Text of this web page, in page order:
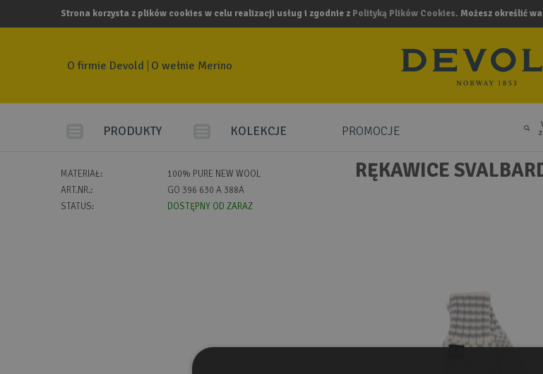
Strona korzysta z plików cookies w celu realizacji usług i zgodnie z Polityką Plików Cookies. Możesz określić
O firmie Devold O wełnie Merino
PRODUKTY KOLEKCJE PROMOCJE
RĘKAWICE
MATERIAŁ:
100% PURE NEW WOOL
ART.NR.:
GO 396 630 A 388A
STATUS:
DOSTĘPNY OD ZARAZ